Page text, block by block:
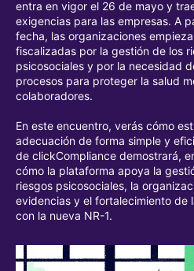
entra en vigor el 26 de mayo y
exigencias para las empresas. A
fecha, las organizaciones
fiscalizadas por la gestión de los
psicosociales y por la necesidad
procesos para proteger la salud
colaboradores.
En este encuentro, verás cómo
adecuación de forma simple y
de clickCompliance demostrará,
cómo la plataforma apoya la
riesgos psicosociales, la
evidencias y el fortalecimiento de
con la nueva NR-1.